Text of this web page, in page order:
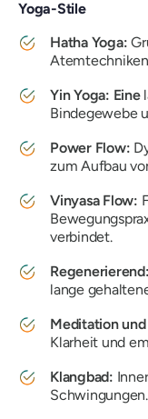
Yoga-Stile
Hatha Yoga:
Yin Yoga: Eine
Bindegewebe
Power Flow:
zum Aufbau
Vinyasa Flow:
verbindet.
Regenerierend:
lange
Meditation
Klarheit und
Klangbad:
Schwingungen.